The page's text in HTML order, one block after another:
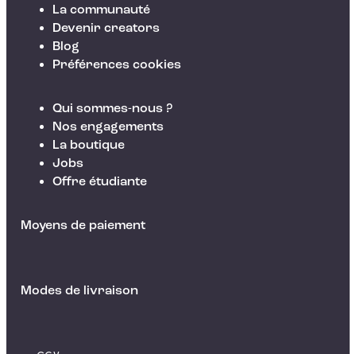
La communauté
Devenir creators
Blog
Préférences cookies
Qui sommes-nous ?
Nos engagements
La boutique
Jobs
Offre étudiante
Moyens de paiement
Modes de livraison